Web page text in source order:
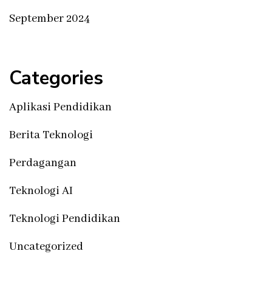
September 2024
Categories
Aplikasi Pendidikan
Berita Teknologi
Perdagangan
Teknologi AI
Teknologi Pendidikan
Uncategorized